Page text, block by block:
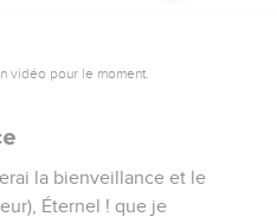
vidéo pour le moment.
la bienveillance et le
Éternel ! que je